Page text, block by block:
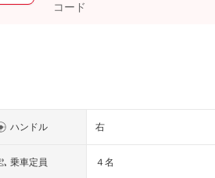
ハンドル 右
乗車定員 ４名